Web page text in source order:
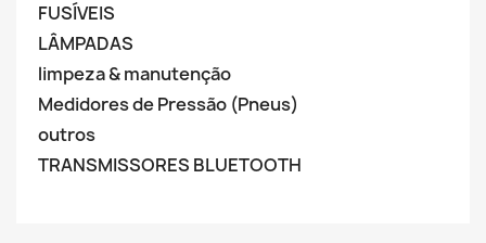
FUSÍVEIS
LÂMPADAS
limpeza & manutenção
Medidores de Pressão (Pneus)
outros
TRANSMISSORES BLUETOOTH